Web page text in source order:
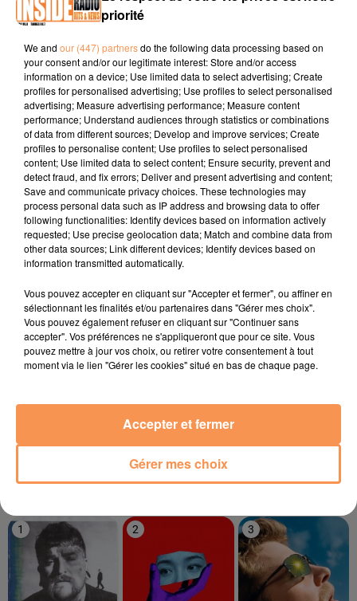
00:41 LOURDES / Fêtes de Lourdes , dy 27 au 30 juin
www.lourdes.fr
01:01 ANGLET / Les Puces de Quintaou
www.tourisme64.com
TITRES DIFFUSÉS
12h25
12h25 12h17
12h17
KENNY LOGGINS
Footloose
LE TOP
1 2 3
priorité
We and our (447) partnersdo the following data processing based on
your consent and/or our legitimate interest: Store and/or access
information on a device; Use limited data to select advertising; Create
profiles for personalised advertising; Use profiles to select personalised
advertising; Measure advertising performance; Measure content
performance; Understand audiences through statistics or combinations
of data from different sources; Develop and improve services; Create
profiles to personalise content; Use profiles to select personalised
content; Use limited data to select content; Ensure security, prevent and
detect fraud, and fix errors; Deliver and present advertising and content;
Save and communicate privacy choices. These technologies may
process personal data such as IP address and browsing data to offer
following functionalities: Identify devices based on information actively
requested; Use precise geolocation data; Match and combine data from
other data sources; Link different devices; Identify devices based on
information transmitted automatically.
Vous pouvez accepter en cliquant sur "Accepter et fermer", ou affiner en
sélectionnant les finalités et/ou partenaires dans "Gérer mes choix".
Vous pouvez également refuser en cliquant sur "Continuer sans
accepter". Vos préférences ne s'appliqueront que pour ce site. Vous
pouvez mettre à jour vos choix, ou retirer votre consentement à tout
moment via le lien "Gérer les cookies" situé en bas de chaque page.
Gérer mes choix
Accepter et fermer